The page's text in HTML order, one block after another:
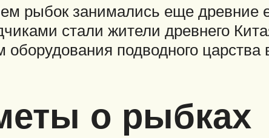
рыбок занимались еще древние
стали жители древнего
подводного царства
о рыбках